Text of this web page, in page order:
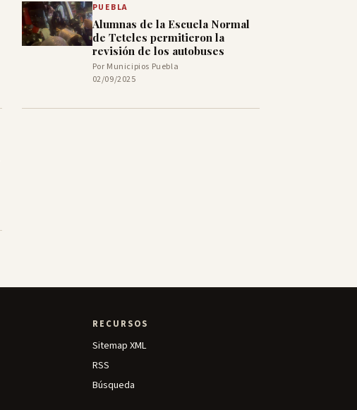
PUEBLA
Alumnas de la Escuela Normal
de Teteles permitieron la
revisión de los autobuses
Por Municipios Puebla
02/09/2025
RECURSOS
Sitemap XML
RSS
Búsqueda